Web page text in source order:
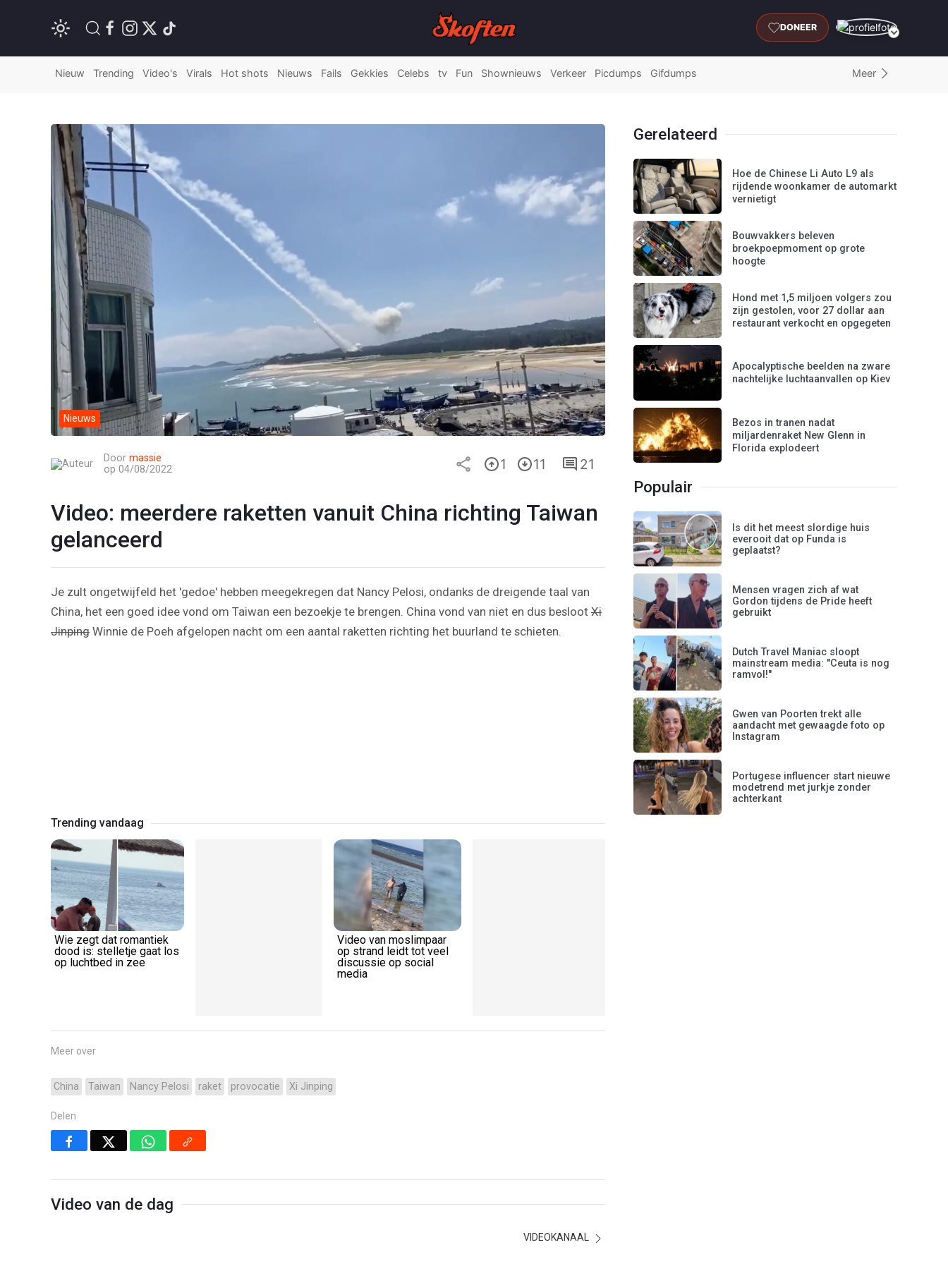
DONEER
Nieuw Trending Video's Virals Hot shots Nieuws Fails Gekkies Celebs tv Fun Shownieuws Verkeer Picdumps Gifdumps Meer
Nieuws
Door massie
op 04/08/2022
1 11 21
Video: meerdere raketten vanuit China richting Taiwan
gelanceerd
Je zult ongetwijfeld het 'gedoe' hebben meegekregen dat Nancy Pelosi, ondanks de dreigende taal van
China, het een goed idee vond om Taiwan een bezoekje te brengen. China vond van niet en dus besloot Xi
Jinping Winnie de Poeh afgelopen nacht om een aantal raketten richting het buurland te schieten.
Play
Video
Trending vandaag
Wie zegt dat romantiek
dood is: stelletje gaat los
op luchtbed in zee
Video van moslimpaar
op strand leidt tot veel
discussie op social
media
Meer over
China Taiwan Nancy Pelosi raket provocatie Xi Jinping
Delen
Video van de dag
VIDEOKANAAL
Gerelateerd
Hoe de Chinese Li Auto L9 als
rijdende woonkamer de automarkt
vernietigt
Bouwvakkers beleven
broekpoepmoment op grote
hoogte
Hond met 1,5 miljoen volgers zou
zijn gestolen, voor 27 dollar aan
restaurant verkocht en opgegeten
Apocalyptische beelden na zware
nachtelijke luchtaanvallen op Kiev
Bezos in tranen nadat
miljardenraket New Glenn in
Florida explodeert
Populair
Is dit het meest slordige huis
everooit dat op Funda is
geplaatst?
Mensen vragen zich af wat
Gordon tijdens de Pride heeft
gebruikt
Dutch Travel Maniac sloopt
mainstream media: "Ceuta is nog
ramvol!"
Gwen van Poorten trekt alle
aandacht met gewaagde foto op
Instagram
Portugese influencer start nieuwe
modetrend met jurkje zonder
achterkant